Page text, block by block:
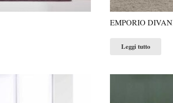
EMPORIO
Leggi tutto